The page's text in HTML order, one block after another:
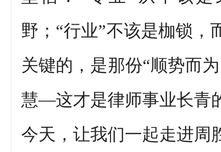
野；“行业”不该是枷锁，
关键的，是那份“顺势而
慧—这才是律师事业长青
今天，让我们一起走进周